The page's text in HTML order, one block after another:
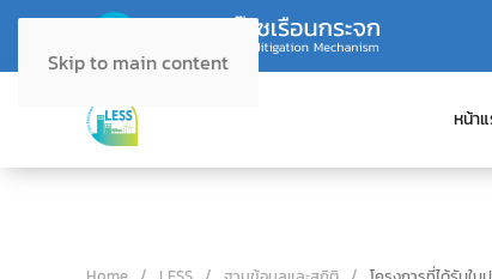
Skip to main content
หน้า